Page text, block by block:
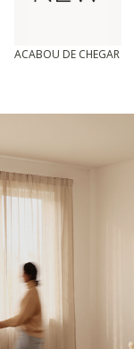
ACABOU DE CHEGAR